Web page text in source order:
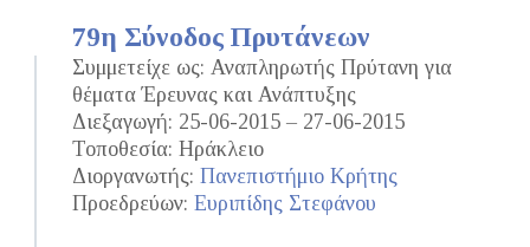
79η Σύνοδος Πρυτάνεων
Συμμετείχε ως: Αναπληρωτής Πρύτανη για
θέματα Έρευνας και Ανάπτυξης
Διεξαγωγή: 25-06-2015 – 27-06-2015
Τοποθεσία: Ηράκλειο
Διοργανωτής: Πανεπιστήμιο Κρήτης
Προεδρεύων: Ευριπίδης Στεφάνου